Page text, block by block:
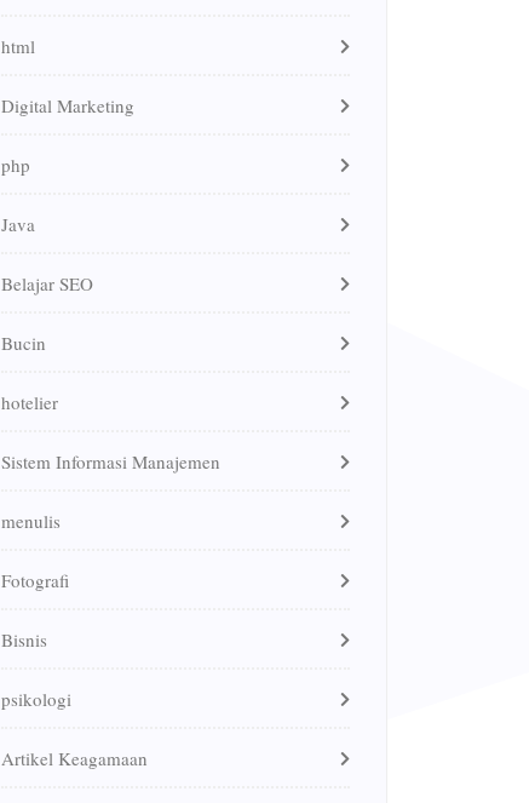
html
Digital Marketing
php
Java
Belajar SEO
Bucin
hotelier
Sistem Informasi Manajemen
menulis
Fotografi
Bisnis
psikologi
Artikel Keagamaan